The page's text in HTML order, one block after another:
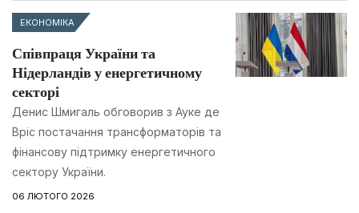
ЕКОНОМІКА
Співпраця України та
Нідерландів у енергетичному
секторі
Денис Шмигаль обговорив з Ауке де
Вріс постачання трансформаторів та
фінансову підтримку енергетичного
сектору України.
06 ЛЮТОГО 2026